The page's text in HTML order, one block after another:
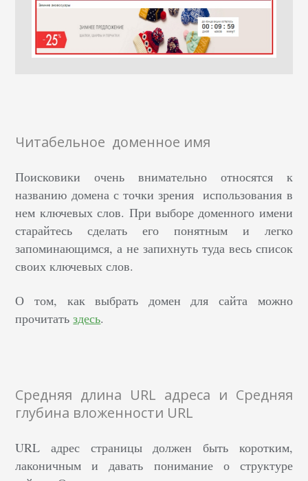
Читабельное доменное имя
Поисковики очень внимательно относятся к
названию домена с точки зрения использования в
нем ключевых слов. При выборе доменного имени
старайтесь сделать его понятным и легко
запоминающимся, а не запихнуть туда весь список
своих ключевых слов.
О том, как выбрать домен для сайта можно
прочитатьздесь.
Средняя длина URL адреса и Средняя
глубина вложенности URL
URL адрес страницы должен быть коротким,
лаконичным и давать понимание о структуре